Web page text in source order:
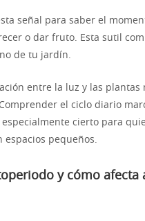
señal para saber el
o dar fruto. Esta sutil
de tu jardín.
entre la luz y las plantas
el ciclo diario
cierto para
espacios pequeños.
y cómo afecta